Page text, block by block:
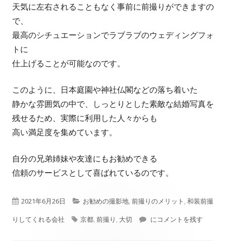
天気に左右されることもなく事前に前撮りができますの
で、
最高のシチュエーションでラブラブのウェディングフォ
トに
仕上げることが可能なのです。
このように、日本庭園や神社仏閣などの落ち着いた
静かな雰囲気の中で、しっとりとした素敵な結婚写真を
残せるため、実際に利用した人々からも
高い満足度を集めています。
自分の兄弟姉妹や友達にもお勧めできる
信頼のサービスとして喜ばれているのです。
公
開
2021年6月26日
カ
テ
お勧めの撮影地,前撮りのメリット ,和装前撮
りしてくれる会社
タ
京都,前撮り , 大切 京都結婚式の前撮りは大
にコメントを残す